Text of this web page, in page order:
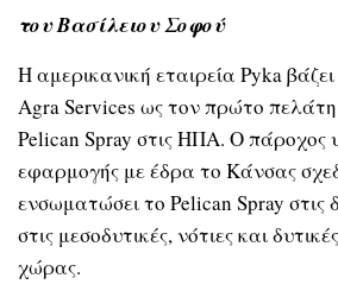
του Βασίλειου Σοφού
Η αμερικανική εταιρεία Pyka
Agra Services ως τον πρώτο
Pelican Spray στις ΗΠΑ. Ο πάροχος
εφαρμογής με έδρα το Κάνσας
ενσωματώσει το Pelican Spray στις
στις μεσοδυτικές, νότιες και
χώρας.